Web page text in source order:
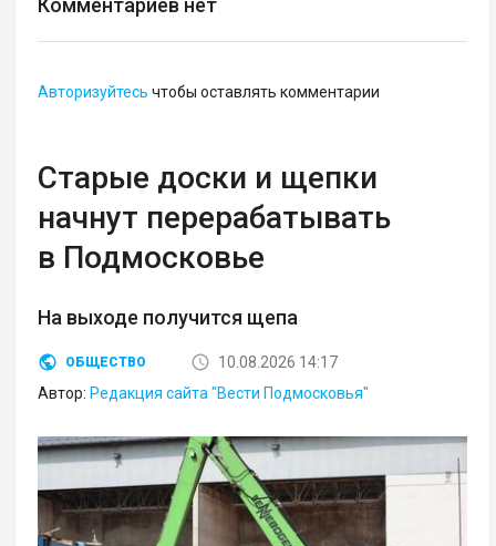
Авторизуйтесь чтобы оставлять комментарии
Старые доски и щепки
начнут перерабатывать
в Подмосковье
На выходе получится щепа
ОБЩЕСТВО
10.08.2026 14:17
Автор: Редакция сайта "Вести Подмосковья"